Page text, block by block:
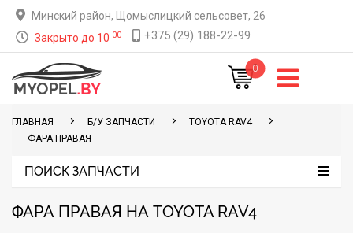
Минский район, Щомыслицкий сельсовет, 26
Закрыто до 10 00 +375 (29) 188-22-99
0
ГЛАВНАЯ Б/У ЗАПЧАСТИ
TOYOTA RAV4
ФАРА ПРАВАЯ
ПОИСК ЗАПЧАСТИ
ФАРА ПРАВАЯ НА TOYOTA RAV4